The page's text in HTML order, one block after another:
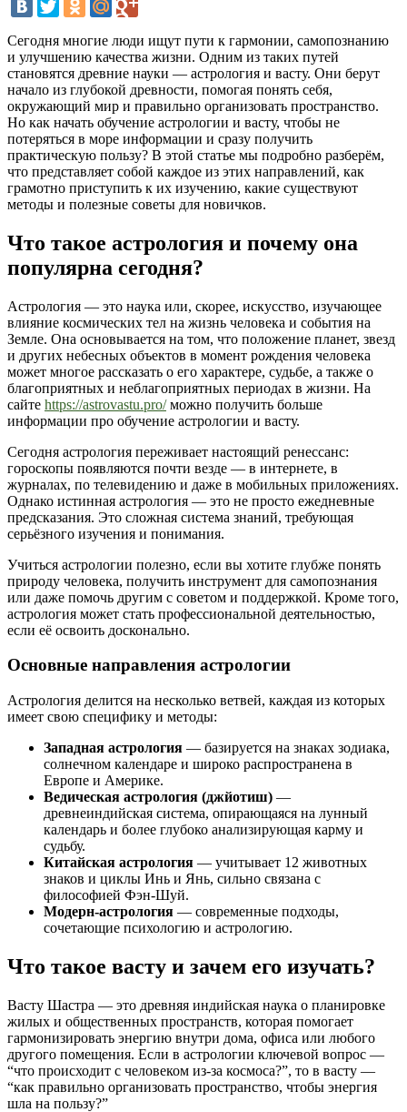
Сегодня многие люди ищут пути к гармонии, самопознанию
и улучшению качества жизни. Одним из таких путей
становятся древние науки — астрология и васту. Они берут
начало из глубокой древности, помогая понять себя,
окружающий мир и правильно организовать пространство.
Но как начать обучение астрологии и васту, чтобы не
потеряться в море информации и сразу получить
практическую пользу? В этой статье мы подробно разберём,
что представляет собой каждое из этих направлений, как
грамотно приступить к их изучению, какие существуют
методы и полезные советы для новичков.
Что такое астрология и почему она
популярна сегодня?
Астрология — это наука или, скорее, искусство, изучающее
влияние космических тел на жизнь человека и события на
Земле. Она основывается на том, что положение планет, звезд
и других небесных объектов в момент рождения человека
может многое рассказать о его характере, судьбе, а также о
благоприятных и неблагоприятных периодах в жизни. На
сайте https://astrovastu.pro/можно получить больше
информации про обучение астрологии и васту.
Сегодня астрология переживает настоящий ренессанс:
гороскопы появляются почти везде — в интернете, в
журналах, по телевидению и даже в мобильных приложениях.
Однако истинная астрология — это не просто ежедневные
предсказания. Это сложная система знаний, требующая
серьёзного изучения и понимания.
Учиться астрологии полезно, если вы хотите глубже понять
природу человека, получить инструмент для самопознания
или даже помочь другим с советом и поддержкой. Кроме того,
астрология может стать профессиональной деятельностью,
если её освоить досконально.
Основные направления астрологии
Астрология делится на несколько ветвей, каждая из которых
имеет свою специфику и методы:
Западная астрология — базируется на знаках зодиака,
солнечном календаре и широко распространена в
Европе и Америке.
Ведическая астрология (джйотиш) —
древнеиндийская система, опирающаяся на лунный
календарь и более глубоко анализирующая карму и
судьбу.
Китайская астрология — учитывает 12 животных
знаков и циклы Инь и Янь, сильно связана с
философией Фэн-Шуй.
Модерн-астрология — современные подходы,
сочетающие психологию и астрологию.
Что такое васту и зачем его изучать?
Васту Шастра — это древняя индийская наука о планировке
жилых и общественных пространств, которая помогает
гармонизировать энергию внутри дома, офиса или любого
другого помещения. Если в астрологии ключевой вопрос —
“что происходит с человеком из-за космоса?”, то в васту —
“как правильно организовать пространство, чтобы энергия
шла на пользу?”